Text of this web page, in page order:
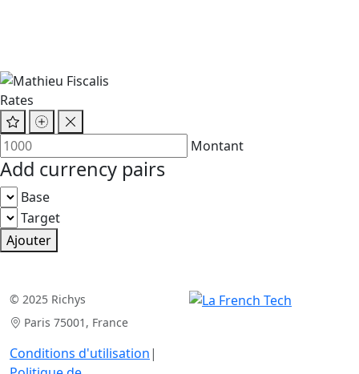
Rates
Montant
Add currency pairs
Base
Target
Ajouter
© 2025 Richys
Paris 75001, France
Conditions d'utilisation|